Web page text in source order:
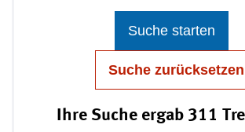
Suche starten
Suche zurücksetzen
Ihre Suche ergab 311